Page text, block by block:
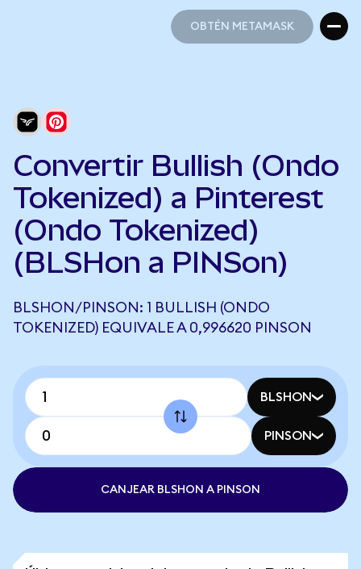
OBTÉN METAMASK
Convertir Bullish (Ondo
Tokenized) a Pinterest
(Ondo Tokenized)
(BLSHon a PINSon)
BLSHON/PINSON: 1 BULLISH (ONDO
TOKENIZED) EQUIVALE A 0,996620 PINSON
BLSHON
PINSON
CANJEAR BLSHON A PINSON